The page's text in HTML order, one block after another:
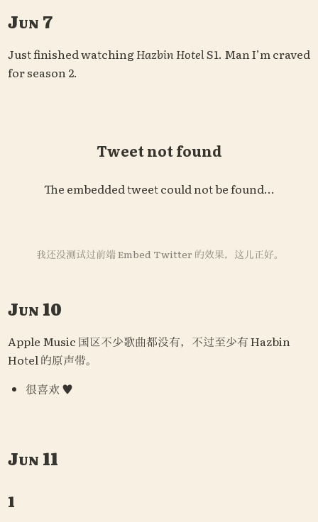
Jun 7
Just finished watching Hazbin Hotel S1. Man I’m craved
for season 2.
Tweet not found
The embedded tweet could not be found…
我还没测试过前端 Embed Twitter 的效果，这儿正好。
Jun 10
Apple Music 国区不少歌曲都没有，不过至少有 Hazbin
Hotel 的原声带。
很喜欢 ♥️
Jun 11
1